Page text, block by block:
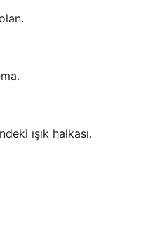
ışık halkası.